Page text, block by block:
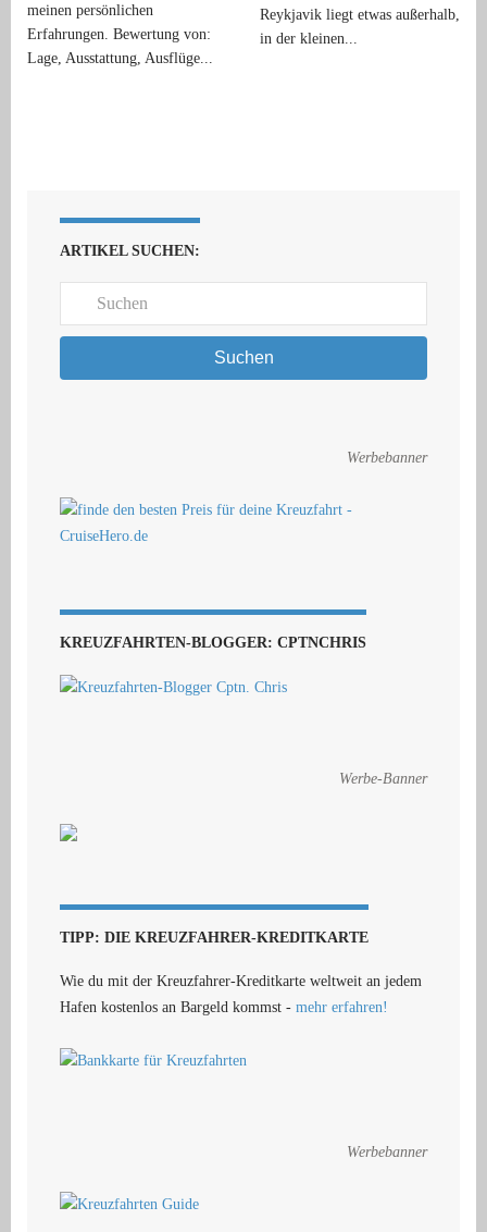
meinen persönlichen
Erfahrungen. Bewertung von:
Lage, Ausstattung, Ausflüge...
Reykjavik liegt etwas außerhalb,
in der kleinen...
ARTIKEL SUCHEN:
Suchen
Werbebanner
KREUZFAHRTEN-BLOGGER: CPTNCHRIS
Werbe-Banner
TIPP: DIE KREUZFAHRER-KREDITKARTE
Wie du mit der Kreuzfahrer-Kreditkarte weltweit an jedem
Hafen kostenlos an Bargeld kommst - mehr erfahren!
Werbebanner